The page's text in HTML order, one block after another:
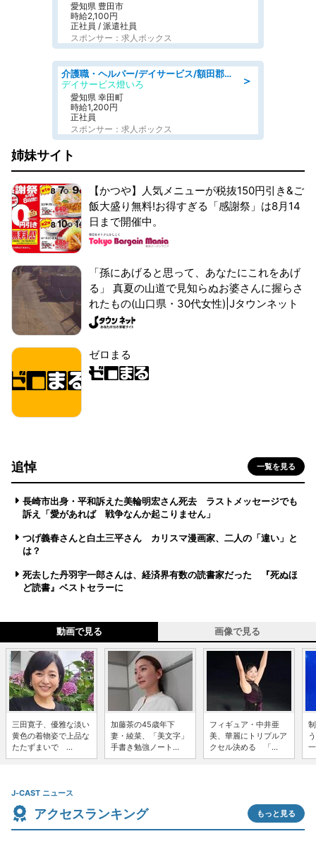
愛知県 豊田市
時給2,100円
正社員 / 派遣社員
スポンサー：求人ボックス
＞
介護職・ヘルパー/デイサービス/額田郡幸田町/JR東海道本線 幸田/愛知県
デイサービス燈いろ
愛知県 幸田町
時給1,200円
正社員
スポンサー：求人ボックス
姉妹サイト
【かつや】人気メニューが税抜150円引き&ご
飯大盛り無料!お得すぎる「感謝祭」は8月14
日まで開催中。
「孫にあげると思って、あなたにこれをあげ
る」 真夏の山道で見知らぬお婆さんに握らさ
れたもの(山口県・30代女性)|Jタウンネット
ゼロまる
追悼 一覧を見る
長崎市出身・平和訴えた美輪明宏さん死去 ラストメッセージでも
訴え「愛があれば 戦争なんか起こりません」
つげ義春さんと白土三平さん カリスマ漫画家、二人の「違い」と
は？
死去した丹羽宇一郎さんは、経済界有数の読書家だった 『死ぬほ
ど読書』ベストセラーに
動画で見る 画像で見る
三田寛子、優雅な淡い
黄色の着物姿で上品な
たたずまいで ...
加藤茶の45歳年下
妻・綾菜、「美文字」
手書き勉強ノート...
フィギュア・中井亜
美、華麗にトリプルア
クセル決める 「...
J-CAST ニュース
アクセスランキング もっと見る